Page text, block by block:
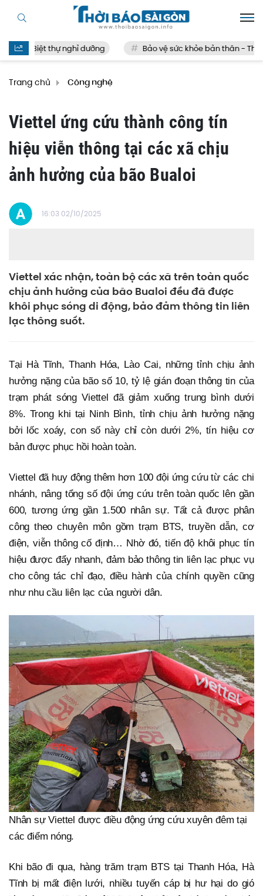
Biệt thự nghỉ dưỡng Bảo vệ sức khỏe bản thân - Thế
Trang chủ Công nghệ
Viettel ứng cứu thành công tín
hiệu viễn thông tại các xã chịu
ảnh hưởng của bão Bualoi
16:03 02/10/2025
Viettel xác nhận, toàn bộ các xã trên toàn quốc
chịu ảnh hưởng của bão Bualoi đều đã được
khôi phục sóng di động, bảo đảm thông tin liên
lạc thông suốt.
Tại Hà Tĩnh, Thanh Hóa, Lào Cai, những tỉnh chịu ảnh
hưởng nặng của bão số 10, tỷ lệ gián đoạn thông tin của
trạm phát sóng Viettel đã giảm xuống trung bình dưới
8%. Trong khi tại Ninh Bình, tỉnh chịu ảnh hưởng nặng
bởi lốc xoáy, con số này chỉ còn dưới 2%, tín hiệu cơ
bản được phục hồi hoàn toàn.
Viettel đã huy động thêm hơn 100 đội ứng cứu từ các chi
nhánh, nâng tổng số đội ứng cứu trên toàn quốc lên gần
600, tương ứng gần 1.500 nhân sự. Tất cả được phân
công theo chuyên môn gồm trạm BTS, truyền dẫn, cơ
điện, viễn thông cố định… Nhờ đó, tiến độ khôi phục tín
hiệu được đẩy nhanh, đảm bảo thông tin liên lạc phục vụ
cho công tác chỉ đạo, điều hành của chính quyền cũng
như nhu cầu liên lạc của người dân.
Nhân sự Viettel được điều động ứng cứu xuyên đêm tại
các điểm nóng.
Khi bão đi qua, hàng trăm trạm BTS tại Thanh Hóa, Hà
Tĩnh bị mất điện lưới, nhiều tuyến cáp bị hư hại do gió